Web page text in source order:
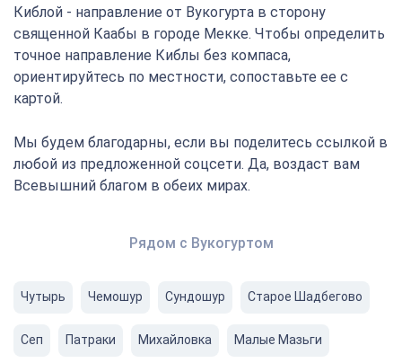
Киблой - направление от Вукогурта в сторону
священной Каабы в городе Мекке. Чтобы определить
точное направление Киблы без компаса,
ориентируйтесь по местности, сопоставьте ее с
картой.
Мы будем благодарны, если вы поделитесь ссылкой в
любой из предложенной соцсети. Да, воздаст вам
Всевышний благом в обеих мирах.
Рядом с Вукогуртом
Чутырь Чемошур Сундошур Старое Шадбегово
Сеп Патраки Михайловка Малые Мазьги